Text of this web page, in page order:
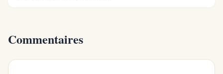
Commentaires